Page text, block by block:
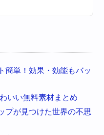
簡単！効果・効能もバッ
いい無料素材まとめ
プが見つけた世界の不思